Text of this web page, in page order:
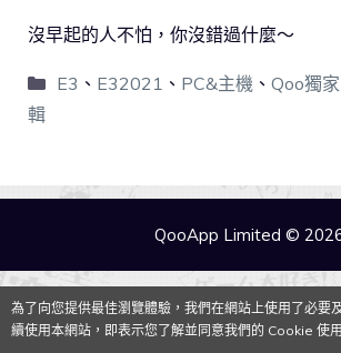
沒早起的人不怕，你沒錯過什麼～
E3 、 E32021 、 PC&主機、 Qoo獨家
輯
QooApp Limited ©
為了向您提供最佳瀏覽體驗，我們在網站上使用了必要
續使用本網站，即表示您了解並同意我們的 Cookie 使